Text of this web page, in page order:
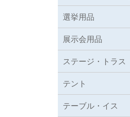
選挙用品
展示会用品
ステージ・トラス
テント
テーブル・イス